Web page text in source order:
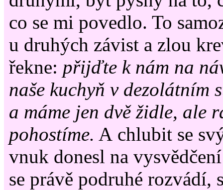
co se mi povedlo. To
u druhých závist a zlou
řekne: přijďte k nám na
naše kuchyň v dezolátním
a máme jen dvě židle, ale
pohostíme. A chlubit se
vnuk donesl na
se právě podruhé rozvádí,